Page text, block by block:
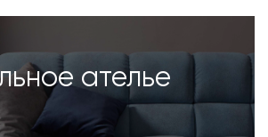
ателье